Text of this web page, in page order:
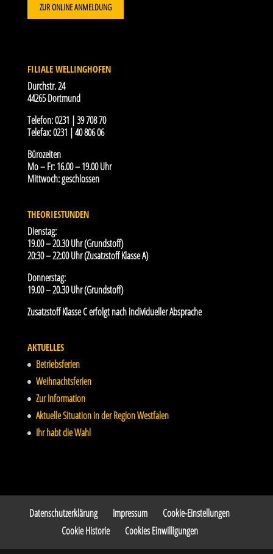
ZUR ONLINE ANMELDUNG
FILIALE WELLINGHOFEN
Durchstr. 24
44265 Dortmund
Telefon:0231 | 39 708 70
Telefax:0231 | 40 806 06
Bürozeiten
Mo – Fr: 16.00 – 19.00 Uhr
Mittwoch: geschlossen
THEORIESTUNDEN
Dienstag:
19.00 – 20.30 Uhr (Grundstoff)
20:30 – 22:00 Uhr (Zusatzstoff Klasse A)
Donnerstag:
19.00 – 20.30 Uhr (Grundstoff)
Zusatzstoff Klasse C erfolgt nach individueller Absprache
AKTUELLES
Betriebsferien
Weihnachtsferien
Zur Information
Aktuelle Situation in der Region Westfalen
Ihr habt die Wahl
Datenschutzerklärung Impressum
Cookie-Einstellungen
Cookie Historie
Cookies Einwilligungen